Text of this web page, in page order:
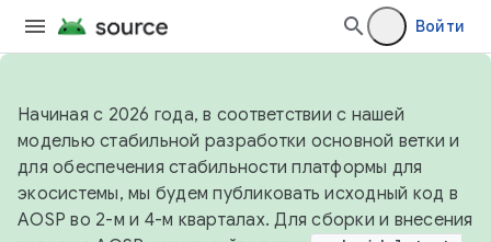
Войти
Начиная с 2026 года, в соответствии с нашей
моделью стабильной разработки основной ветки и
для обеспечения стабильности платформы для
экосистемы, мы будем публиковать исходный код в
AOSP во 2-м и 4-м кварталах. Для сборки и внесения